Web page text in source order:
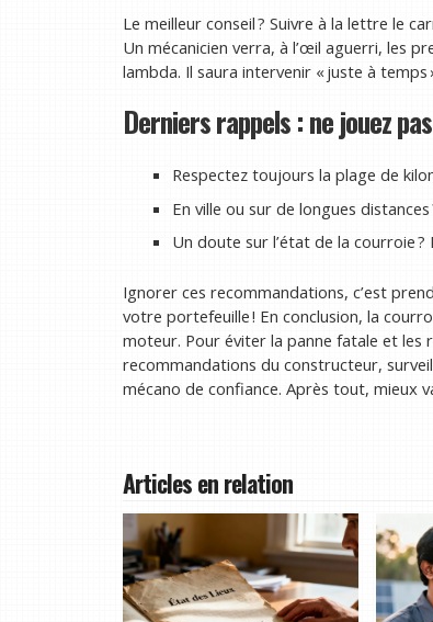
Le meilleur conseil ? Suivre à la lettre le
Un mécanicien verra, à l’œil aguerri, les
lambda. Il saura intervenir « juste à
Derniers rappels : ne jouez
Respectez toujours la plage de
En ville ou sur de longues
Un doute sur l’état de la courroie ?
Ignorer ces recommandations, c’est
votre portefeuille ! En conclusion, la
moteur. Pour éviter la panne fatale et les
recommandations du constructeur,
mécano de confiance. Après tout, mieux
Articles en relation